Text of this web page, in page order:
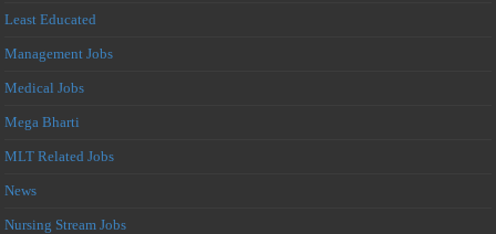
Least Educated
Management Jobs
Medical Jobs
Mega Bharti
MLT Related Jobs
News
Nursing Stream Jobs